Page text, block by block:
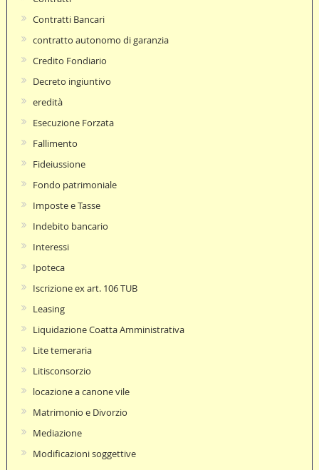
Contratti Bancari
contratto autonomo di garanzia
Credito Fondiario
Decreto ingiuntivo
eredità
Esecuzione Forzata
Fallimento
Fideiussione
Fondo patrimoniale
Imposte e Tasse
Indebito bancario
Interessi
Ipoteca
Iscrizione ex art. 106 TUB
Leasing
Liquidazione Coatta Amministrativa
Lite temeraria
Litisconsorzio
locazione a canone vile
Matrimonio e Divorzio
Mediazione
Modificazioni soggettive